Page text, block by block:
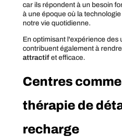
car ils répondent à un besoin
à une époque où la
notre vie quotidienne.
En optimisant l'expérience des
contribuent également à
attractifet efficace.
Centres
thérapie de
recharge